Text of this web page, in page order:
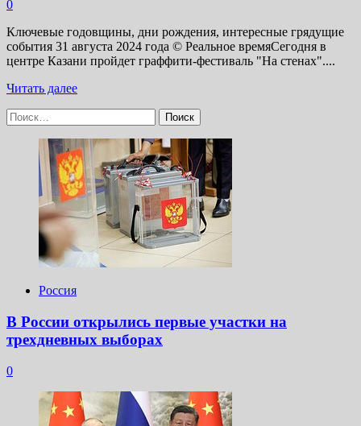
0
Ключевые годовщины, дни рождения, интересные грядущие
события 31 августа 2024 года © Реальное времяСегодня в
центре Казани пройдет граффити-фестиваль "На стенах"....
Читать далееПрочитать
в истории
31 августа:
создание
ТАССР,
первый
серийный
танк,
объединение
ФРГ
Найти:
Россия
В России открылись первые участки на
трехдневных выборах
0